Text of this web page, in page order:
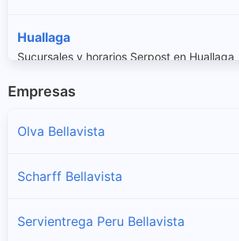
Huallaga
Sucursales y horarios Serpost en Huallaga
San Pablo
Sucursales y horarios Serpost en San Rafael
Empresas
Olva Bellavista
Scharff Bellavista
Servientrega Peru Bellavista